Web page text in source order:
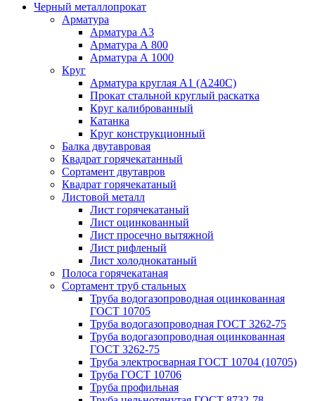
Черный металлопрокат
Арматура
Арматура А3
Арматура А 800
Арматура А 1000
Круг
Арматура круглая А1 (А240C)
Прокат стальной круглый раскатка
Круг калиброванный
Катанка
Круг конструкционный
Балка двутавровая
Квадрат горячекатанный
Сортамент двутавров
Квадрат горячекатаный
Листовой металл
Лист горячекатаный
Лист оцинкованный
Лист просечно вытяжной
Лист рифленый
Лист холоднокатаный
Полоса горячекатаная
Сортамент труб стальных
Труба водогазопроводная оцинкованная
ГОСТ 10705
Труба водогазопроводная ГОСТ 3262-75
Труба водогазопроводная оцинкованная
ГОСТ 3262-75
Труба электросварная ГОСТ 10704 (10705)
Труба ГОСТ 10706
Труба профильная